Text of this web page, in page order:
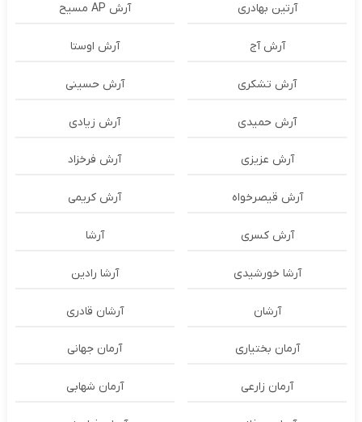
آرتین بهادری آرش AP مسیح
آرش آج آرش اوستا
آرش تشکری آرش حسینی
آرش حمیدی آرش زیادی
آرش عزیزی آرش فرخزاد
آرش قیصرخواه آرش کریمی
آرش کسری آرشا
آرشا خورشیدی آرشا رادین
آرشان آرشان قادری
آرمان بختیاری آرمان جهانی
آرمان زارعی آرمان شهابی